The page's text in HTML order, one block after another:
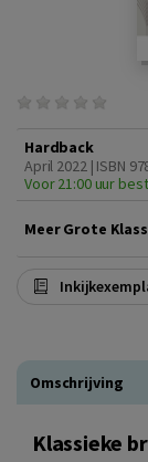
Hardback
April 2022 | ISBN
Voor 21:00 uur
Meer Grote
Omschrijving
Klassieke